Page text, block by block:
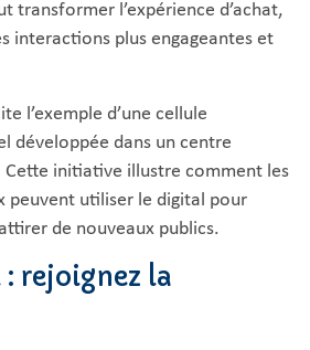
transformer l’expérience d’achat,
interactions plus engageantes et
l’exemple d’une cellule
développée dans un centre
Cette initiative illustre comment les
peuvent utiliser le digital pour
de nouveaux publics.
rejoignez la